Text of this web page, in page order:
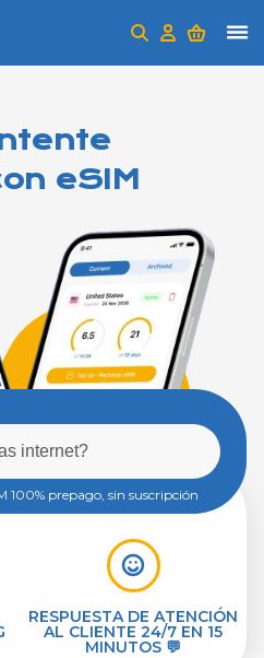
eSIM
100% prepago, sin suscripción
RESPUESTA DE ATENCIÓN
AL CLIENTE 24/7 EN 15
MINUTOS 💬